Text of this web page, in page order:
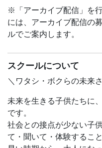
て探していた日本のトカ
す。実はとってもかわい
れば捕まえるのも簡単なん
「トカゲ捕獲名人」ぶっ
て、自分でも「トカゲ釣
か？
トカゲについてのあっと
お話とクイズで、楽しく
また、トカゲのみならず
もちろん他にもたくさん
がいるのか、また、生き
※「アーカイブ配信」を
には、アーカイブ配信の
ルでご案内します。
スクールについて
＼ワタシ・ボクらの未来
未来を生きる子供たちに
です。
社会との接点が少ない子
て・聞いて・体験するこ